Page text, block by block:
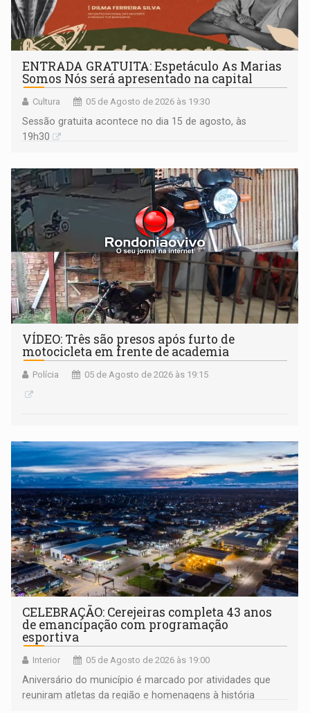
ENTRADA GRATUITA: Espetáculo As Marias
Somos Nós será apresentado na capital
Cultura 05 de Agosto de 2026 às 19:30
Sessão gratuita acontece no dia 15 de agosto, às
19h30
VÍDEO: Três são presos após furto de
motocicleta em frente de academia
Polícia 05 de Agosto de 2026 às 19:15
CELEBRAÇÃO: Cerejeiras completa 43 anos
de emancipação com programação
esportiva
Interior 05 de Agosto de 2026 às 19:00
Aniversário do município é marcado por atividades que
reuniram atletas da região e homenagens à história